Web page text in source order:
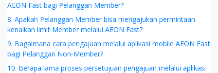
AEON Fast bagi Pelanggan Member?
8. Apakah Pelanggan Member bisa mengajukan permintaan
kenaikan limit Member melalui AEON Fast?
9. Bagaimana cara pengajuan melalui aplikasi mobile AEON Fast
bagi Pelanggan Non-Member?
10. Berapa lama proses persetujuan pengajuan melalui aplikasi